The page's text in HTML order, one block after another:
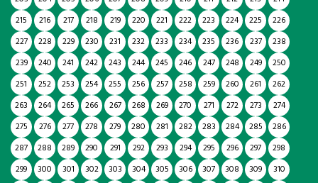
215
216 217 218 219 220 221 222 223 224 225
226
227
228 229 230 231 232 233 234 235 236 237
238
239
240 241 242 243 244 245 246 247 248 249
250
251
252 253 254 255 256 257 258 259 260 261
262
263
264 265 266 267 268 269 270 271 272 273
274
275
276 277 278 279 280 281 282 283 284 285
286
287
288 289 290 291 292 293 294 295 296 297
298
299
300 301 302 303 304 305 306 307 308 309
310